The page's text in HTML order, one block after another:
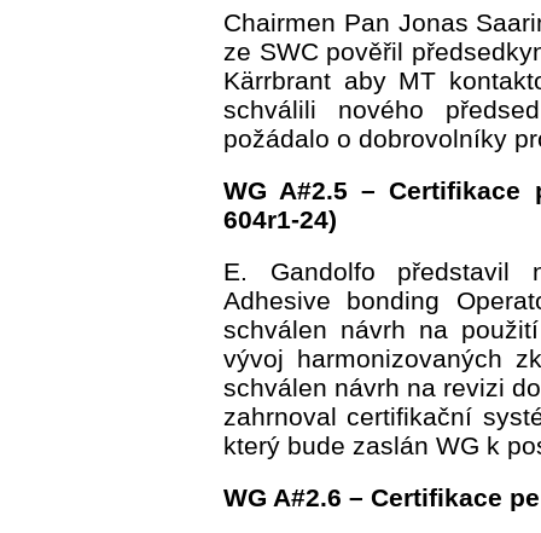
Chairmen Pan Jonas
ze SWC pověřil
Kärrbrant aby MT
schválili nového
požádalo o dobrovolníky
WG A#2.5 – Certifikace
604r1-24)
E. Gandolfo představil
Adhesive bonding
schválen návrh na
vývoj harmonizovaných
schválen návrh na revizi
zahrnoval certifikační
který bude zaslán WG k
WG A#2.6 – Certifikace